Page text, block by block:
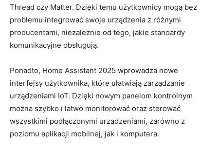
Thread czy ⁤Matter. Dzięki temu użytkownicy mogą bez
⁣problemu ⁢integrować ‌swoje urządzenia ‍z różnymi
producentami, niezależnie od ‌tego, jakie⁣ standardy
komunikacyjne obsługują.
Ponadto, ⁤Home Assistant⁢ 2025 wprowadza nowe
interfejsy użytkownika,⁢ które ułatwiają zarządzanie‌
urządzeniami IoT. Dzięki ‌nowym panelom kontrolnym
można ‍szybko i łatwo monitorować oraz sterować‍
wszystkimi ‌podłączonymi ⁢urządzeniami, zarówno‍ z⁤
poziomu‍ aplikacji mobilnej, jak i ⁣komputera.